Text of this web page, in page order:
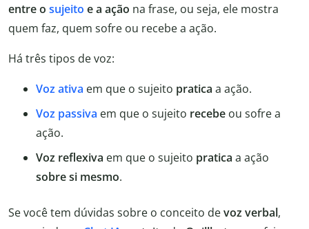
entre o sujeito e a ação na frase, ou seja, ele mostra
quem faz, quem sofre ou recebe a ação.
Há três tipos de voz:
Voz ativa em que o sujeito pratica a ação.
Voz passiva em que o sujeito recebe ou sofre a
ação.
Voz reflexiva em que o sujeito pratica a ação
sobre si mesmo.
Se você tem dúvidas sobre o conceito devoz verbal,